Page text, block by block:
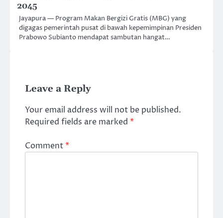
2045
Jayapura — Program Makan Bergizi Gratis (MBG) yang
digagas pemerintah pusat di bawah kepemimpinan Presiden
Prabowo Subianto mendapat sambutan hangat…
Leave a Reply
Your email address will not be published.
Required fields are marked *
Comment*